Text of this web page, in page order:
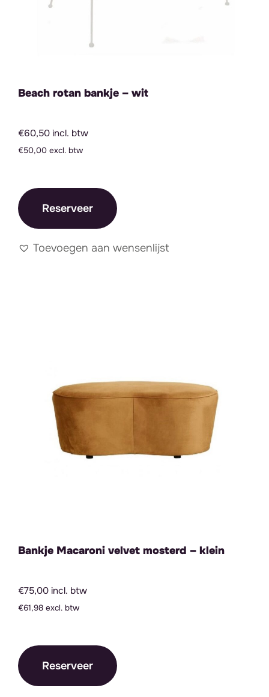
Beach rotan bankje – wit
€60,50 incl. btw
€50,00 excl. btw
Reserveer
Toevoegen aan wensenlijst
Bankje Macaroni velvet mosterd – klein
€75,00 incl. btw
€61,98 excl. btw
Reserveer